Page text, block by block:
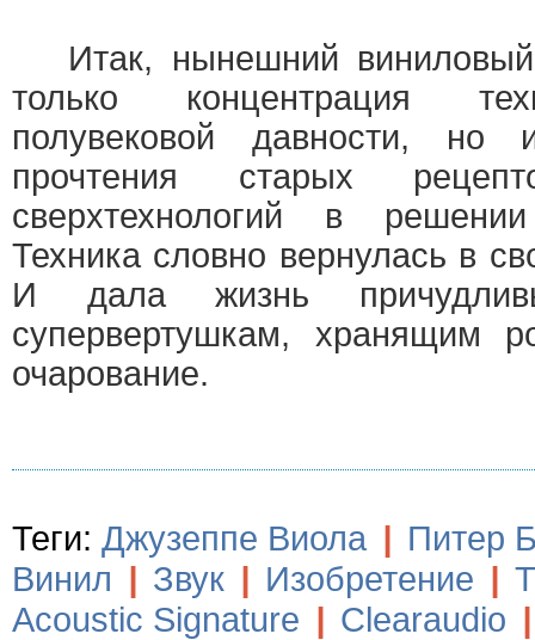
Итак, нынешний
только концентрация
полувековой давности, но
прочтения старых
сверхтехнологий в
Техника словно вернулась в
И дала жизнь
супервертушкам, хранящим
очарование.
Теги: Джузеппе Виола | Питер
Винил | Звук | Изобретение |
Acoustic Signature | Clearaudio |